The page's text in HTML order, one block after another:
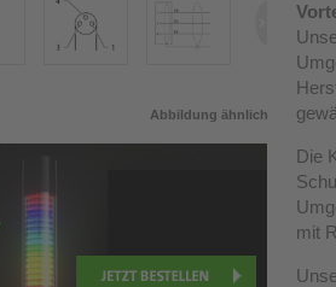
Abbildung ähnlich
Die
mit